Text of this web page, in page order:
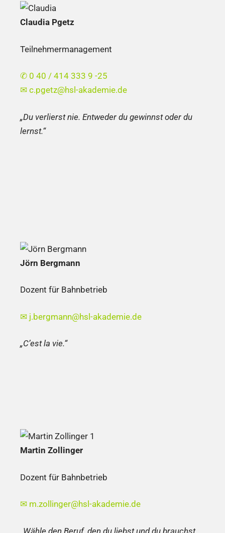
Claudia Pgetz
Teilnehmermanagement
✆ 0 40 / 414 333 9 -25
✉ c.pgetz@hsl-akademie.de
„Du verlierst nie. Entweder du gewinnst oder du
lernst.“
Jörn Bergmann
Dozent für Bahnbetrieb
✉ j.bergmann@hsl-akademie.de
„C’est la vie.“
Martin Zollinger
Dozent für Bahnbetrieb
✉ m.zollinger@hsl-akademie.de
„Wähle den Beruf, den du liebst und du brauchst